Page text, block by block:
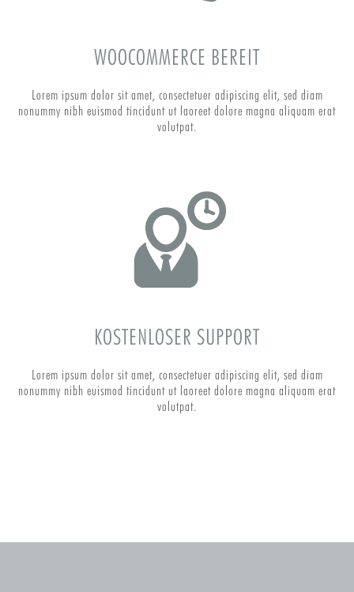
WOOCOMMERCE BEREIT
Lorem ipsum dolor sit amet, consectetuer adipiscing elit, sed diam
nonummy nibh euismod tincidunt ut laoreet dolore magna aliquam erat
volutpat.
KOSTENLOSER SUPPORT
Lorem ipsum dolor sit amet, consectetuer adipiscing elit, sed diam
nonummy nibh euismod tincidunt ut laoreet dolore magna aliquam erat
volutpat.